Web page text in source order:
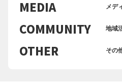
MEDIA メデ
COMMUNITY 地域
OTHER その